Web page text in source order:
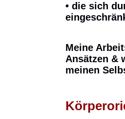
•die sich
Meine
Ansätzen &
meinen